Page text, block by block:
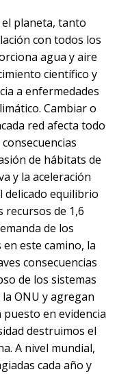
el planeta, tanto
con todos los
agua y aire
científico y
a enfermedades
Cambiar o
red afecta todo
de hábitats de
y la aceleración
delicado equilibrio
recursos de 1,6
de los
este camino, la
consecuencias
de los sistemas
ONU y agregan
puesto en evidencia
destruimos el
A nivel mundial,
cada año y